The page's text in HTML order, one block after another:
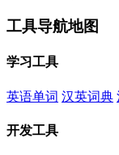
工具导航地图
学习工具
英语单词 汉英词典
开发工具